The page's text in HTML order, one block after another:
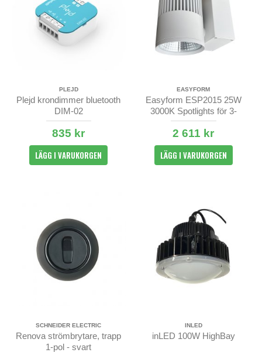
PLEJD
Plejd krondimmer bluetooth
DIM-02
835 kr
LÄGG I VARUKORGEN
EASYFORM
Easyform ESP2015 25W
3000K Spotlights för 3-
fasskena
2 611 kr
LÄGG I VARUKORGEN
SCHNEIDER ELECTRIC
Renova strömbrytare, trapp
1-pol - svart
INLED
inLED 100W HighBay